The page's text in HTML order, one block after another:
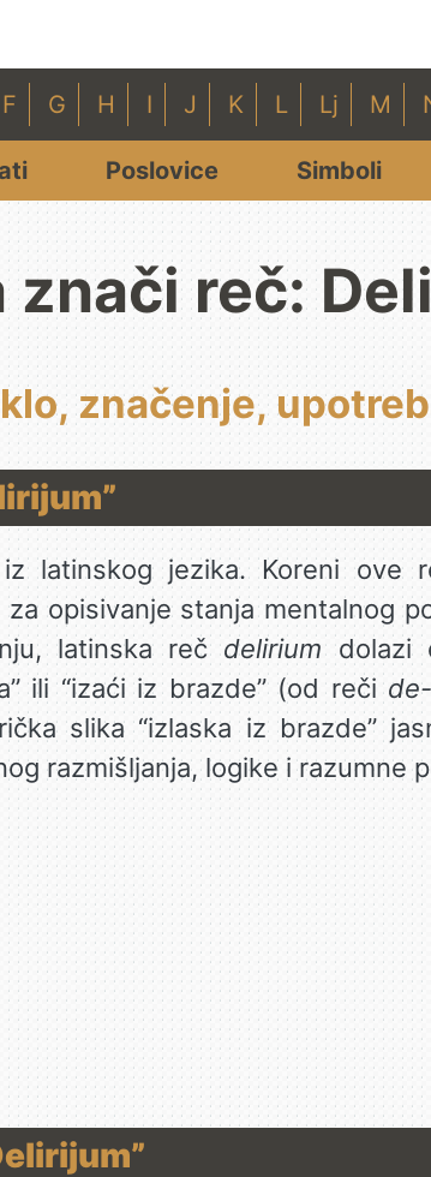
F G H I J K L Lj M
Poslovice Simboli
znači reč:
značenje,
iz latinskog jezika. Koreni
opisivanje stanja mentalnog
latinska rečdeliriumdolazi
ili “izaći iz brazde” (od rečide-
slika “izlaska iz brazde”
razmišljanja, logike i razumne